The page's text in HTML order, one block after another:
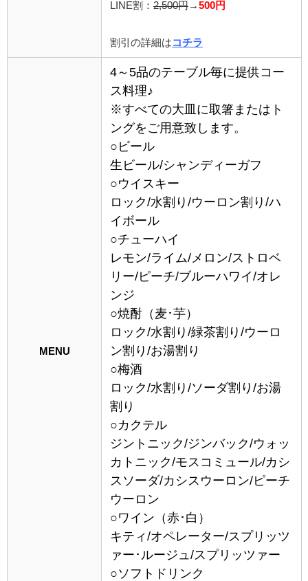
LINE割： 2,500円 → 500円
割引の詳細は コチラ
MENU
4～5品のテーブル毎に提供コー
ス料理♪
※すべての大皿に取箸またはト
ングをご用意致します。
○ビール
生ビール/シャンディーガフ
○ウイスキー
ロック/水割り/ウーロン割り/ハ
イボール
○チューハイ
レモン/ライム/メロン/ストロベ
リー/ピーチ/ブルーハワイ/オレ
ンジ
○焼酎（麦･芋）
ロック/水割り/緑茶割り/ウーロ
ン割り/お湯割り
○梅酒
ロック/水割り/ソーダ割り/お湯
割り
○カクテル
ジントニック/ジンバック/ウォッ
カトニック/モスコミュール/カシ
スソーダ/カシスウーロン/ピーチ
ウーロン
○ワイン（赤･白）
キティ/オペレーター/スプリッツ
ァー･ルージュ/スプリッツァー
○ソフトドリンク